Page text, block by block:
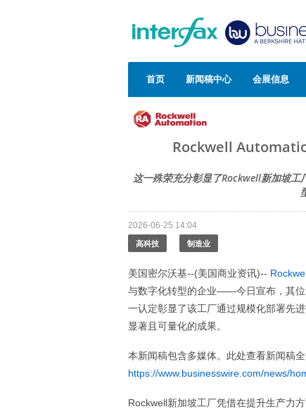
首页 新闻稿中心 会展信息
Rockwell
这一殊荣充分彰显了Rockwell新加坡
2026-06-25 14:04
高科技 制造业
美国密尔沃基--(美国商业资讯)--
与数字化转型的企业——今日宣布，其位
一认定彰显了该工厂通过规模化部署先
显著且可量化的成果。
本新闻稿包含多媒体。此处查看新闻稿全
https://www.businesswire.com/news/
Rockwell新加坡工厂凭借在提升生产力